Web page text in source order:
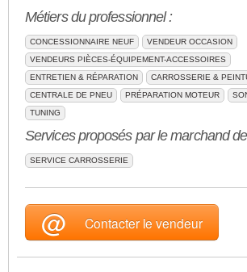
Métiers du professionnel :
CONCESSIONNAIRE NEUF
VENDEUR OCCASION
VENDEURS PIÈCES-ÉQUIPEMENT-ACCESSOIRES
ENTRETIEN & RÉPARATION
CARROSSERIE &
CENTRALE DE PNEU
PRÉPARATION MOTEUR
TUNING
Services proposés par le marchand
SERVICE CARROSSERIE
@Contacter le vendeur